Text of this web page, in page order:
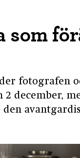
som
fotografen
december,